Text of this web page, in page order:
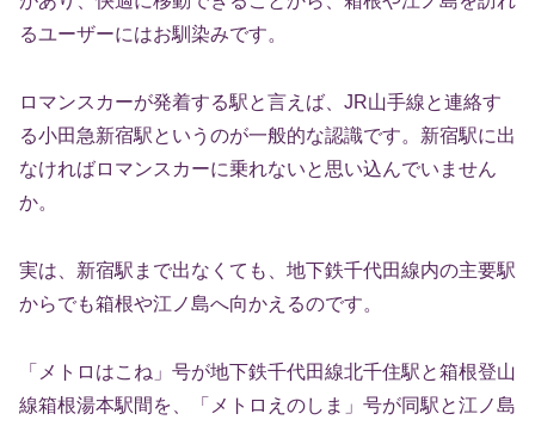
るユーザーにはお馴染みです。
ロマンスカーが発着する駅と言えば、JR山手線と連絡す
る小田急新宿駅というのが一般的な認識です。新宿駅に出
なければロマンスカーに乗れないと思い込んでいません
か。
実は、新宿駅まで出なくても、地下鉄千代田線内の主要駅
からでも箱根や江ノ島へ向かえるのです。
「メトロはこね」号が地下鉄千代田線北千住駅と箱根登山
線箱根湯本駅間を、「メトロえのしま」号が同駅と江ノ島